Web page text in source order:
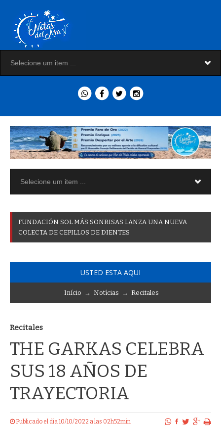
FUNDACIÓN SOL MÁS SONRISAS LANZA UNA NUEVA
COLECTA DE CEPILLOS DE DIENTES
USTED ESTA AQUI
Início → Notícias → Recitales
Recitales
THE GARKAS CELEBRA
SUS 18 AÑOS DE
TRAYECTORIA
Publicado el dia 10/10/2022 a las 02h52min